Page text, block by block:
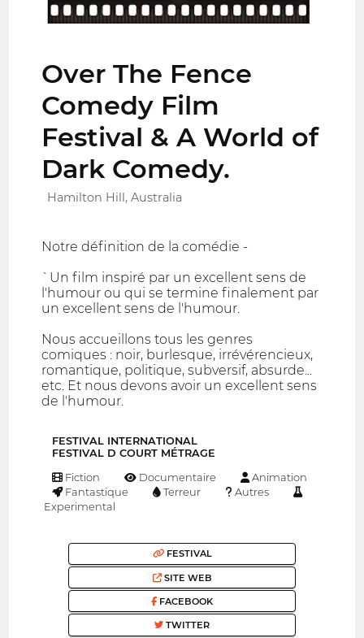
Over The Fence
Comedy Film
Festival & A World of
Dark Comedy.
Hamilton Hill, Australia
Notre définition de la comédie -
`Un film inspiré par un excellent sens de
l'humour ou qui se termine finalement par
un excellent sens de l'humour.
Nous accueillons tous les genres
comiques : noir, burlesque, irrévérencieux,
romantique, politique, subversif, absurde...
etc. Et nous devons avoir un excellent sens
de l'humour.
FESTIVAL INTERNATIONAL
FESTIVAL D COURT MÉTRAGE
Fiction Documentaire
Animation
Fantastique
Terreur
Autres
Experimental
FESTIVAL
SITE WEB
FACEBOOK
TWITTER